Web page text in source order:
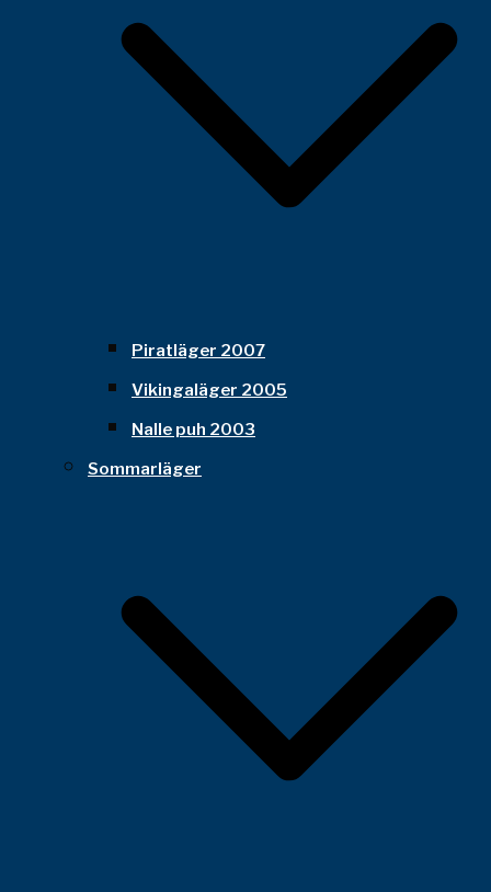
Piratläger 2007
Vikingaläger 2005
Nalle puh 2003
Sommarläger